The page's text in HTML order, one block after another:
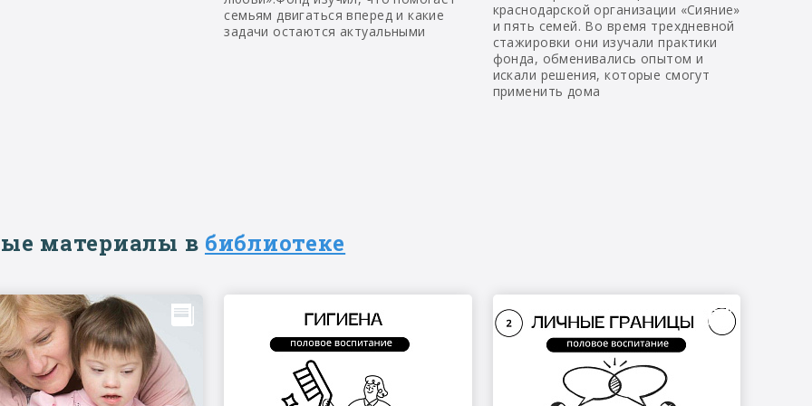
семьям двигаться вперед и какие
задачи остаются актуальными
краснодарской организации «Сияние»
и пять семей. Во время трехдневной
стажировки они изучали практики
фонда, обменивались опытом и
искали решения, которые смогут
применить дома
материалы в библиотеке